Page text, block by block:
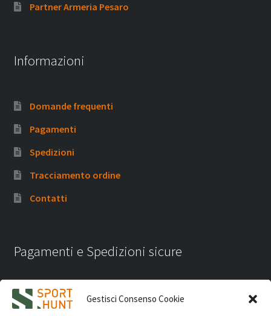
Gestisci Consenso Cookie
Partner Armeria Pesaro
Informazioni
Domande frequenti
Pagamenti
Spedizioni
Tracciamento ordine
Contatti
Pagamenti e Spedizioni sicure